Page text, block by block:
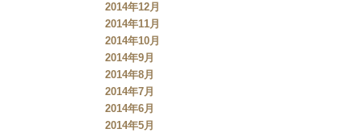
2014年12月
2014年11月
2014年10月
2014年9月
2014年8月
2014年7月
2014年6月
2014年5月